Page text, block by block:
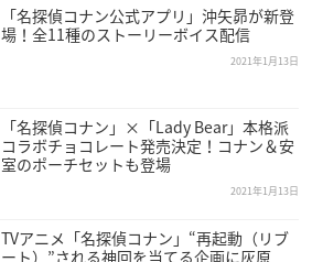
「名探偵コナン公式アプリ」沖矢昴が新登
場！全11種のストーリーボイス配信
2021年1月13日
「名探偵コナン」×「Lady Bear」本格派
コラボチョコレート発売決定！コナン＆安
室のポーチセットも登場
2021年1月13日
TVアニメ「名探偵コナン」“再起動（リブ
ート）”される神回を当てる企画に灰原